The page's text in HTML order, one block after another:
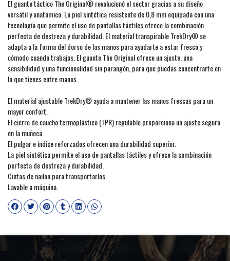
El guante táctico The Original® revolucionó el sector gracias a su diseño
versátil y anatómico. La piel sintética resistente de 0,8 mm equipada con una
tecnología que permite el uso de pantallas táctiles ofrece la combinación
perfecta de destreza y durabilidad. El material transpirable TrekDry® se
adapta a la forma del dorso de las manos para ayudarte a estar fresco y
cómodo cuando trabajas. El guante The Original ofrece un ajuste, una
sensibilidad y una funcionalidad sin parangón, para que puedas concentrarte en
lo que tienes entre manos.
El material ajustable TrekDry® ayuda a mantener las manos frescas para un
mayor confort.
El cierre de caucho termoplástico (TPR) regulable proporciona un ajuste seguro
en la muñeca.
El pulgar e índice reforzados ofrecen una durabilidad superior.
La piel sintética permite el uso de pantallas táctiles y ofrece la combinación
perfecta de destreza y durabilidad.
Cintas de nailon para transportarlos.
Lavable a máquina.